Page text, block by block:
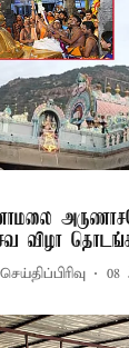
விழா
08